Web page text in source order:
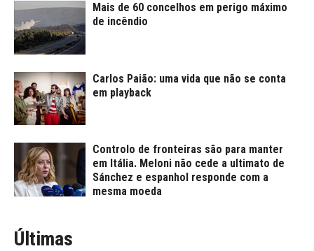
Mais de 60 concelhos em perigo máximo
de incêndio
Carlos Paião: uma vida que não se conta
em playback
Controlo de fronteiras são para manter
em Itália. Meloni não cede a ultimato de
Sánchez e espanhol responde com a
mesma moeda
Últimas